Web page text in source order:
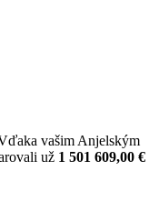
vašim Anjelským
už 1 501 609,00 €